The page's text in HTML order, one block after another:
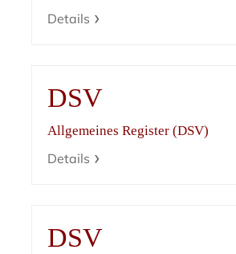
Details
DSV
Allgemeines Register (DSV)
Details
DSV